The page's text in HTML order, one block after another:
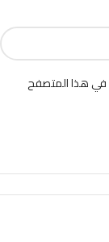
في هذا المتصفح